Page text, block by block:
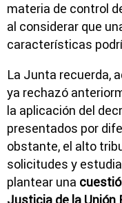
materia de control
al considerar que
características
La Junta recuerda,
ya rechazó
la aplicación del
presentados por
obstante, el alto
solicitudes y
plantear una